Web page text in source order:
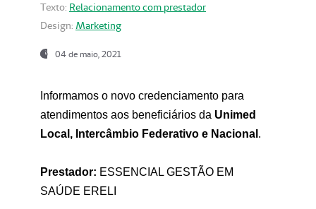
Texto: Relacionamento com prestador
Design: Marketing
04 de maio, 2021
Informamos o novo credenciamento para
atendimentos aos beneficiários da Unimed
Local, Intercâmbio Federativo e Nacional .
Prestador: ESSENCIAL GESTÃO EM
SAÚDE ERELI